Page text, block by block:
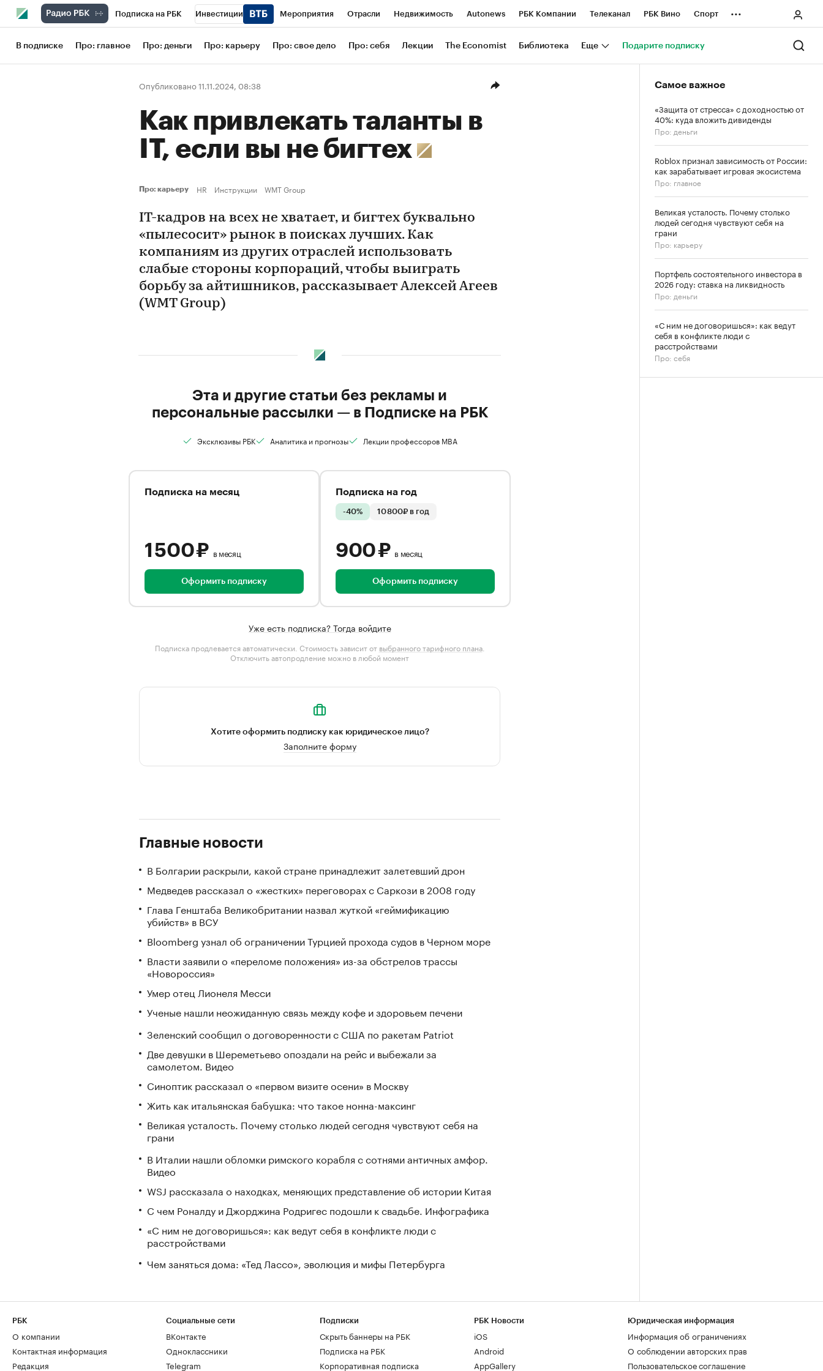
Подписка на РБК Инвестиции Мероприятия Отрасли Недвижимость Autonews РБК Компании Телеканал РБК Вино Спорт
Школа управления РБК РБК Образование РБК Life Тренды Визионеры Национальные проекты Город
Рынок наличной валюты
...
В подписке Про: главное Про: деньги Про: карьеру Про: свое дело Про: себя Лекции The Economist Библиотека Еще Подарите подписку
Опубликовано 11.11.2024, 08:38
Как привлекать таланты в
IТ, если вы не бигтех
Про: карьеру HR Инструкции WMT Group
IТ-кадров на всех не хватает, и бигтех буквально
«пылесосит» рынок в поисках лучших. Как
компаниям из других отраслей использовать
слабые стороны корпораций, чтобы выиграть
борьбу за айтишников, рассказывает Алексей Агеев
(WMT Group)
Эта и другие статьи без рекламы и
персональные рассылки — в Подписке на РБК
Эксклюзивы РБК Аналитика и прогнозы Лекции профессоров MBA
Подписка на месяц
1 500 ₽ в месяц
Оформить подписку
Подписка на год
-40% 10 800₽ в год
900 ₽ в месяц
Оформить подписку
Уже есть подписка? Тогда войдите
Подписка продлевается автоматически. Стоимость зависит от выбранного тарифного плана.
Отключить автопродление можно в любой момент
Хотите оформить подписку как юридическое лицо?
Заполните форму
Главные новости
В Болгарии раскрыли, какой стране принадлежит залетевший дрон
Медведев рассказал о «жестких» переговорах с Саркози в 2008 году
Глава Генштаба Великобритании назвал жуткой «геймификацию
убийств» в ВСУ
Bloomberg узнал об ограничении Турцией прохода судов в Черном море
Власти заявили о «переломе положения» из-за обстрелов трассы
«Новороссия»
Умер отец Лионеля Месси
Ученые нашли неожиданную связь между кофе и здоровьем печени
Зеленский сообщил о договоренности с США по ракетам Patriot
Две девушки в Шереметьево опоздали на рейс и выбежали за
самолетом. Видео
Синоптик рассказал о «первом визите осени» в Москву
Жить как итальянская бабушка: что такое нонна-максинг
Великая усталость. Почему столько людей сегодня чувствуют себя на
грани
В Италии нашли обломки римского корабля с сотнями античных амфор.
Видео
WSJ рассказала о находках, меняющих представление об истории Китая
С чем Роналду и Джорджина Родригес подошли к свадьбе. Инфографика
«С ним не договоришься»: как ведут себя в конфликте люди с
расстройствами
Чем заняться дома: «Тед Лассо», эволюция и мифы Петербурга
Самое важное
«Защита от стресса» с доходностью от
40%: куда вложить дивиденды
Про: деньги
Roblox признал зависимость от России:
как зарабатывает игровая экосистема
Про: главное
Великая усталость. Почему столько
людей сегодня чувствуют себя на
грани
Про: карьеру
Портфель состоятельного инвестора в
2026 году: ставка на ликвидность
Про: деньги
«С ним не договоришься»: как ведут
себя в конфликте люди с
расстройствами
Про: себя
РБК
О компании
Контактная информация
Редакция
Социальные сети
ВКонтакте
Одноклассники
Telegram
Подписки
Скрыть баннеры на РБК
Подписка на РБК
Корпоративная подписка
РБК Новости
iOS
Android
AppGallery
Юридическая информация
Информация об ограничениях
О соблюдении авторских прав
Пользовательское соглашение